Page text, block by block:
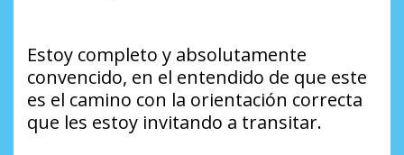
Estoy completo y absolutamente
convencido, en el entendido de que este
es el camino con la orientación correcta
que les estoy invitando a transitar.